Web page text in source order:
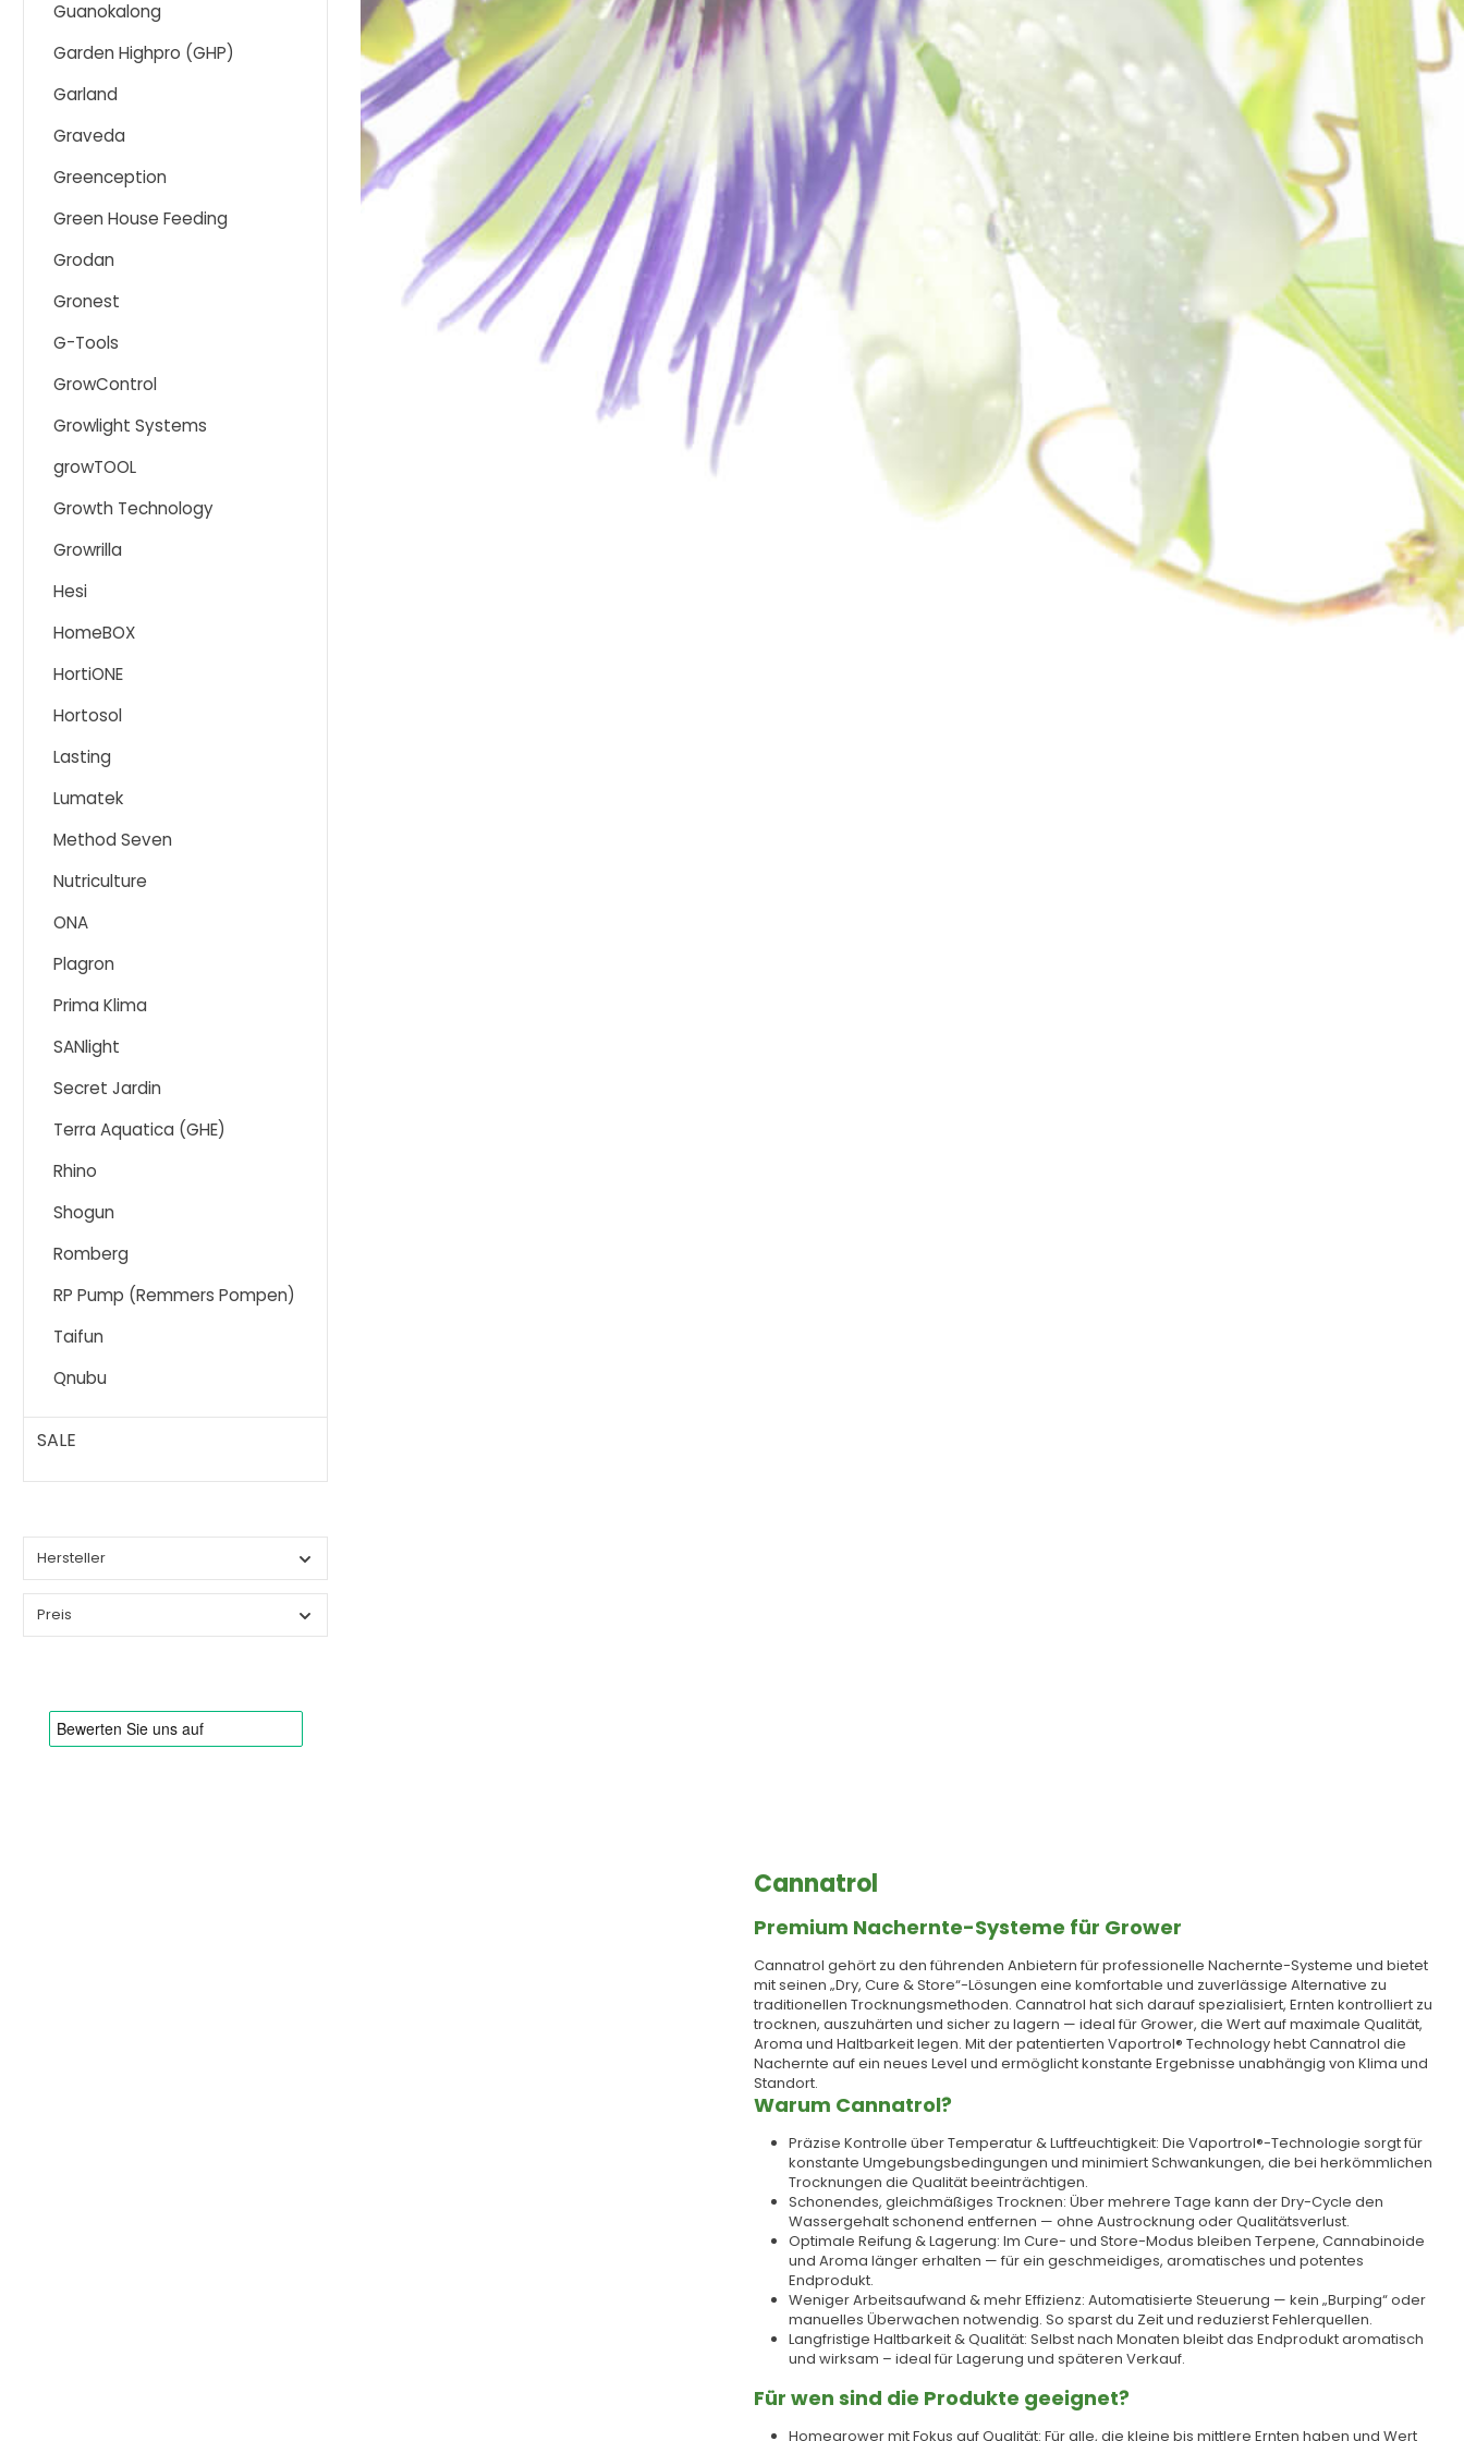
Guanokalong
Garden Highpro (GHP)
Garland
Graveda
Greenception
Green House Feeding
Grodan
Gronest
G-Tools
GrowControl
Growlight Systems
growTOOL
Growth Technology
Growrilla
Hesi
HomeBOX
HortiONE
Hortosol
Lasting
Lumatek
Method Seven
Nutriculture
ONA
Plagron
Prima Klima
SANlight
Secret Jardin
Terra Aquatica (GHE)
Rhino
Shogun
Romberg
RP Pump (Remmers Pompen)
Taifun
Qnubu
SALE
Hersteller
Preis
Cannatrol
Premium Nachernte-Systeme für Grower
Cannatrol gehört zu den führenden Anbietern für professionelle Nachernte-Systeme und bietet
mit seinen „Dry, Cure & Store“-Lösungen eine komfortable und zuverlässige Alternative zu
traditionellen Trocknungsmethoden. Cannatrol hat sich darauf spezialisiert, Ernten kontrolliert zu
trocknen, auszuhärten und sicher zu lagern — ideal für Grower, die Wert auf maximale Qualität,
Aroma und Haltbarkeit legen. Mit der patentierten Vaportrol® Technology hebt Cannatrol die
Nachernte auf ein neues Level und ermöglicht konstante Ergebnisse unabhängig von Klima und
Standort.
Warum Cannatrol?
Präzise Kontrolle über Temperatur & Luftfeuchtigkeit: Die Vaportrol®-Technologie sorgt für
konstante Umgebungsbedingungen und minimiert Schwankungen, die bei herkömmlichen
Trocknungen die Qualität beeinträchtigen.
Schonendes, gleichmäßiges Trocknen: Über mehrere Tage kann der Dry-Cycle den
Wassergehalt schonend entfernen — ohne Austrocknung oder Qualitätsverlust.
Optimale Reifung & Lagerung: Im Cure- und Store-Modus bleiben Terpene, Cannabinoide
und Aroma länger erhalten — für ein geschmeidiges, aromatisches und potentes
Endprodukt.
Weniger Arbeitsaufwand & mehr Effizienz: Automatisierte Steuerung — kein „Burping“ oder
manuelles Überwachen notwendig. So sparst du Zeit und reduzierst Fehlerquellen.
Langfristige Haltbarkeit & Qualität: Selbst nach Monaten bleibt das Endprodukt aromatisch
und wirksam – ideal für Lagerung und späteren Verkauf.
Für wen sind die Produkte geeignet?
Homegrower mit Fokus auf Qualität: Für alle, die kleine bis mittlere Ernten haben und Wert